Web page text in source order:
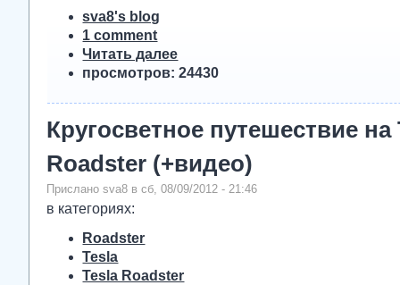
sva8's blog
1 comment
Читать далее
просмотров: 24430
Кругосветное путешествие на
Roadster (+видео)
Прислано sva8 в сб, 08/09/2012 - 21:46
в категориях:
Roadster
Tesla
Tesla Roadster